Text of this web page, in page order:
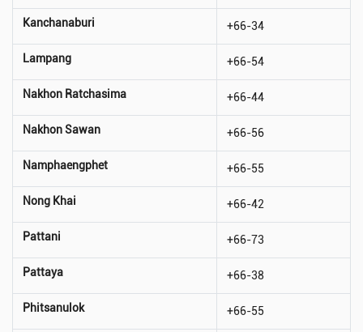
Kanchanaburi +66-34
Lampang +66-54
Nakhon Ratchasima +66-44
Nakhon Sawan +66-56
Namphaengphet +66-55
Nong Khai +66-42
Pattani +66-73
Pattaya +66-38
Phitsanulok +66-55